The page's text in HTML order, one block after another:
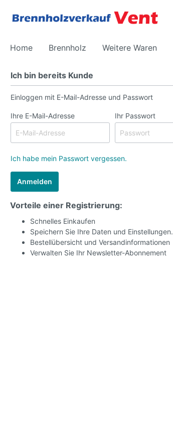
Home Brennholz Weitere Waren
Holz Trocknen
Ich bin bereits Kunde
Einloggen mit E-Mail-Adresse und Passwort
Ihre E-Mail-Adresse Ihr Passwort
Ich habe mein Passwort vergessen.
Anmelden
Vorteile einer Registrierung:
Schnelles Einkaufen
Speichern Sie Ihre Daten und Einstellungen.
Bestellübersicht und Versandinformationen
Verwalten Sie Ihr Newsletter-Abonnement